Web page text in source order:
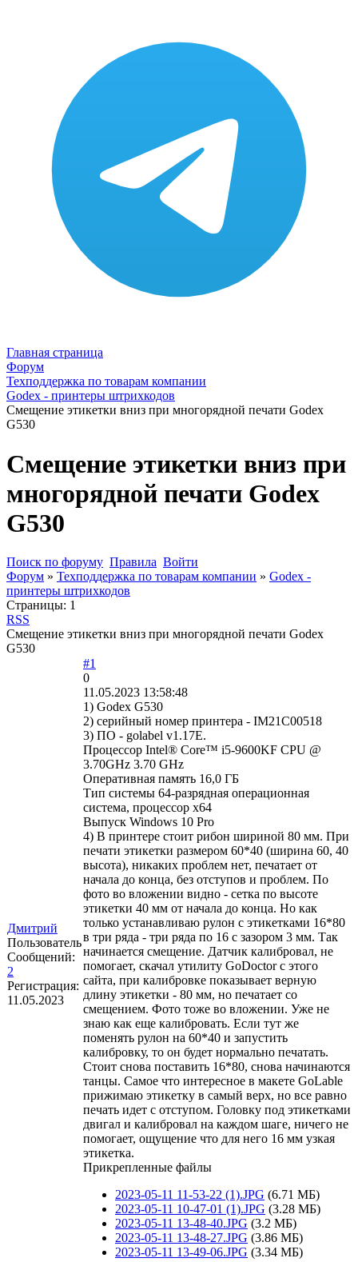
Главная страница
Форум
Техподдержка по товарам компании
Godex - принтеры штрихкодов
Смещение этикетки вниз при многорядной печати Godex
G530
Смещение этикетки вниз при
многорядной печати Godex
G530
Поиск по форуму Правила Войти
Форум » Техподдержка по товарам компании » Godex -
принтеры штрихкодов
Страницы: 1
RSS
Смещение этикетки вниз при многорядной печати Godex
G530
Дмитрий
Пользователь
Сообщений:
2
Регистрация:
11.05.2023
#1
0
11.05.2023 13:58:48
1) Godex G530
2) серийный номер принтера - IM21C00518
3) ПО - golabel v1.17E.
Процессор Intel® Core™ i5-9600KF CPU @
3.70GHz 3.70 GHz
Оперативная память 16,0 ГБ
Тип системы 64-разрядная операционная
система, процессор x64
Выпуск Windows 10 Pro
4) В принтере стоит рибон шириной 80 мм. При
печати этикетки размером 60*40 (ширина 60, 40
высота), никаких проблем нет, печатает от
начала до конца, без отступов и проблем. По
фото во вложении видно - сетка по высоте
этикетки 40 мм от начала до конца. Но как
только устанавливаю рулон с этикетками 16*80
в три ряда - три ряда по 16 с зазором 3 мм. Так
начинается смещение. Датчик калибровал, не
помогает, скачал утилиту GoDoctor с этого
сайта, при калибровке показывает верную
длину этикетки - 80 мм, но печатает со
смещением. Фото тоже во вложении. Уже не
знаю как еще калибровать. Если тут же
поменять рулон на 60*40 и запустить
калибровку, то он будет нормально печатать.
Стоит снова поставить 16*80, снова начинаются
танцы. Самое что интересное в макете GoLable
прижимаю этикетку в самый верх, но все равно
печать идет с отступом. Головку под этикетками
двигал и калибровал на каждом шаге, ничего не
помогает, ощущение что для него 16 мм узкая
этикетка.
Прикрепленные файлы
2023-05-11 11-53-22 (1).JPG (6.71 МБ)
2023-05-11 10-47-01 (1).JPG (3.28 МБ)
2023-05-11 13-48-40.JPG (3.2 МБ)
2023-05-11 13-48-27.JPG (3.86 МБ)
2023-05-11 13-49-06.JPG (3.34 МБ)